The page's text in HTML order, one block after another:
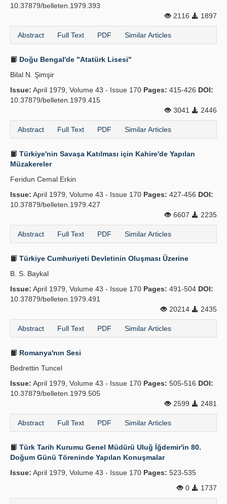
10.37879/belleten.1979.393
2116
1897
Abstract Full Text PDF Similar Articles
Doğu Bengal'de "Atatürk Lisesi"
Bilal N. Şimşir
Issue: April 1979, Volume 43 - Issue 170 Pages: 415-426 DOI:
10.37879/belleten.1979.415
3041
2446
Abstract Full Text PDF Similar Articles
Türkiye'nin Savaşa Katılması için Kahire'de Yapılan
Müzakereler
Feridun Cemal Erkin
Issue: April 1979, Volume 43 - Issue 170 Pages: 427-456 DOI:
10.37879/belleten.1979.427
6607
2235
Abstract Full Text PDF Similar Articles
Türkiye Cumhuriyeti Devletinin Oluşması Üzerine
B. S. Baykal
Issue: April 1979, Volume 43 - Issue 170 Pages: 491-504 DOI:
10.37879/belleten.1979.491
20214
2435
Abstract Full Text PDF Similar Articles
Romanya'nın Sesi
Bedrettin Tuncel
Issue: April 1979, Volume 43 - Issue 170 Pages: 505-516 DOI:
10.37879/belleten.1979.505
2599
2481
Abstract Full Text PDF Similar Articles
Türk Tarih Kurumu Genel Müdürü Uluğ İğdemir'in 80.
Doğum Günü Töreninde Yapılan Konuşmalar
Issue: April 1979, Volume 43 - Issue 170 Pages: 523-535
0
1737